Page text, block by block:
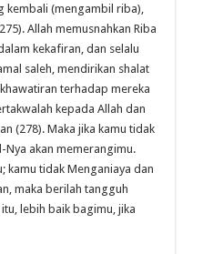
kembali (mengambil riba),
Allah memusnahkan Riba
kekafiran, dan selalu
saleh, mendirikan shalat
terhadap mereka
kepada Allah dan
(278). Maka jika kamu tidak
Nya akan memerangimu.
kamu tidak Menganiaya dan
maka berilah tangguh
lebih baik bagimu, jika